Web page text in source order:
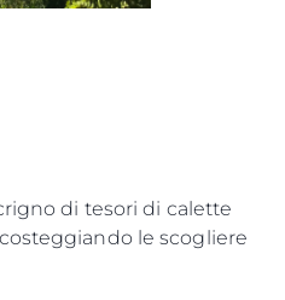
di tesori di calette
le scogliere